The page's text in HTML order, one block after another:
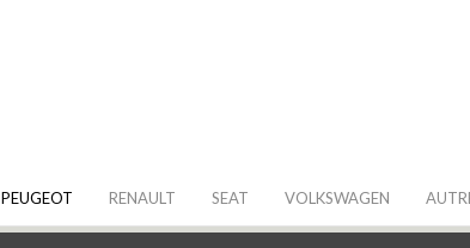
PEUGEOT RENAULT SEAT VOLKSWAGEN